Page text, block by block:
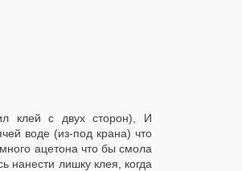
клей с двух сторон), И
воде (из-под крана) что
ацетона что бы смола
нанести лишку клея, когда